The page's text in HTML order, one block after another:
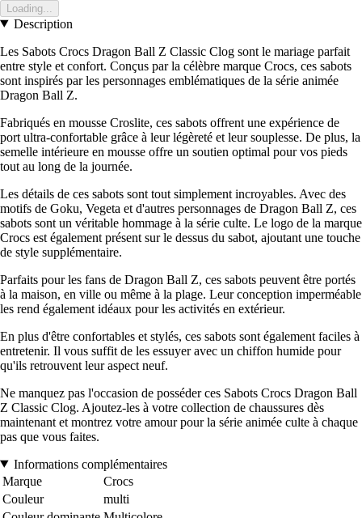
Loading...
Description
Les Sabots Crocs Dragon Ball Z Classic Clog sont le mariage parfait
entre style et confort. Conçus par la célèbre marque Crocs, ces sabots
sont inspirés par les personnages emblématiques de la série animée
Dragon Ball Z.
Fabriqués en mousse Croslite, ces sabots offrent une expérience de
port ultra-confortable grâce à leur légèreté et leur souplesse. De plus, la
semelle intérieure en mousse offre un soutien optimal pour vos pieds
tout au long de la journée.
Les détails de ces sabots sont tout simplement incroyables. Avec des
motifs de Goku, Vegeta et d'autres personnages de Dragon Ball Z, ces
sabots sont un véritable hommage à la série culte. Le logo de la marque
Crocs est également présent sur le dessus du sabot, ajoutant une touche
de style supplémentaire.
Parfaits pour les fans de Dragon Ball Z, ces sabots peuvent être portés
à la maison, en ville ou même à la plage. Leur conception imperméable
les rend également idéaux pour les activités en extérieur.
En plus d'être confortables et stylés, ces sabots sont également faciles à
entretenir. Il vous suffit de les essuyer avec un chiffon humide pour
qu'ils retrouvent leur aspect neuf.
Ne manquez pas l'occasion de posséder ces Sabots Crocs Dragon Ball
Z Classic Clog. Ajoutez-les à votre collection de chaussures dès
maintenant et montrez votre amour pour la série animée culte à chaque
pas que vous faites.
Informations complémentaires
Marque
Crocs
Couleur
multi